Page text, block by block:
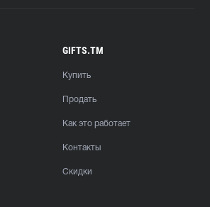
GIFTS.TM
Купить
Продать
Как это работает
Контакты
Скидки